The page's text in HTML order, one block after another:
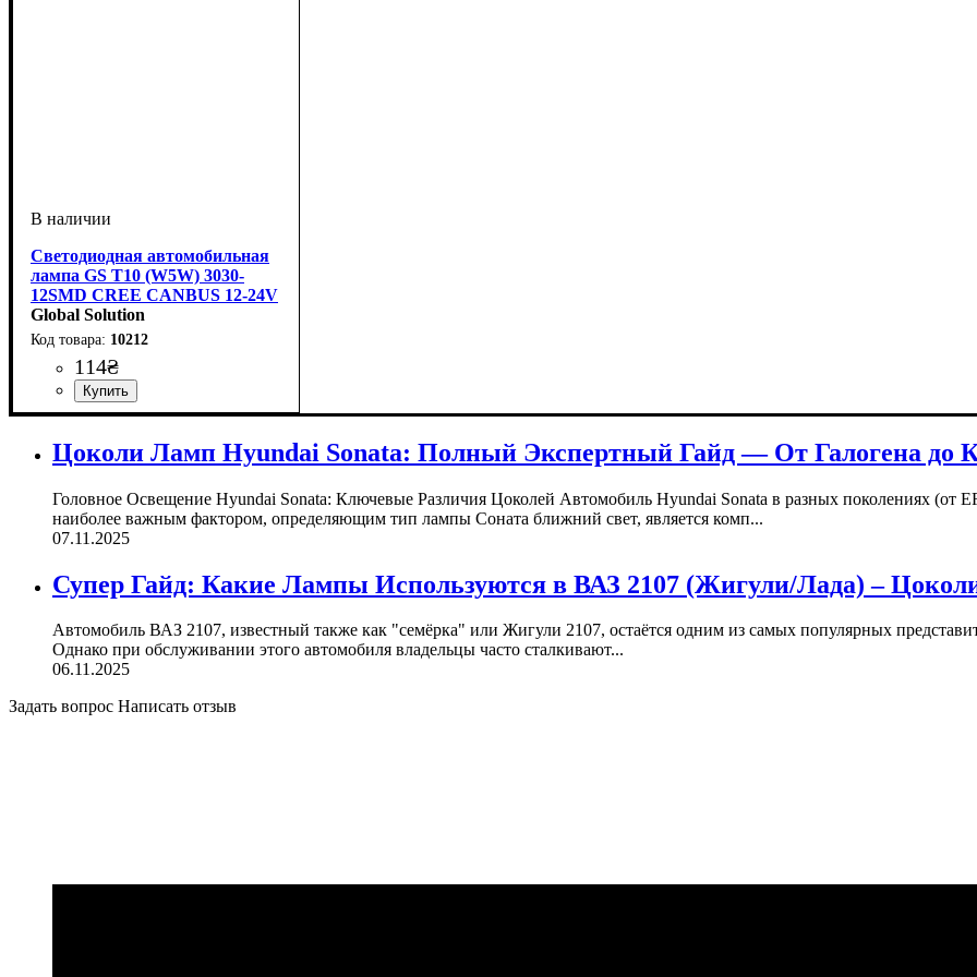
Светодиодная автомобильная
лампа GS T10 (W5W) 3030-
12SMD CREE CANBUS 12-24V
White
Global Solution
10212
114₴
Тип светодиодного элемента:
Количество светодиодов: 12 SMD
Напряжение, V: 12-24V
Цветовая Температура: 6000 K
Количество в упаковке: 1 шт.
Цоколи Ламп Hyundai Sonata: Полный Экспертный Гайд — От Галогена до
Головное Освещение Hyundai Sonata: Ключевые Различия Цоколей Автомобиль Hyundai Sonata в разных поколениях (от
наиболее важным фактором, определяющим тип лампы Соната ближний свет, является комп...
07.11.2025
Супер Гайд: Какие Лампы Используются в ВАЗ 2107 (Жигули/Лада) –
Автомобиль ВАЗ 2107, известный также как "семёрка" или Жигули 2107, остаётся одним из самых популярных
Однако при обслуживании этого автомобиля владельцы часто сталкивают...
06.11.2025
Задать вопрос Написать отзыв